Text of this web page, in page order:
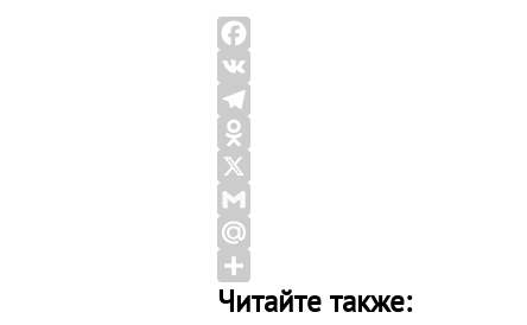
F
a
c
e
b
o
o
k
V
K
T
e
l
e
g
r
O
d
n
o
k
X
G
m
a
M
a
О
Читайте также: